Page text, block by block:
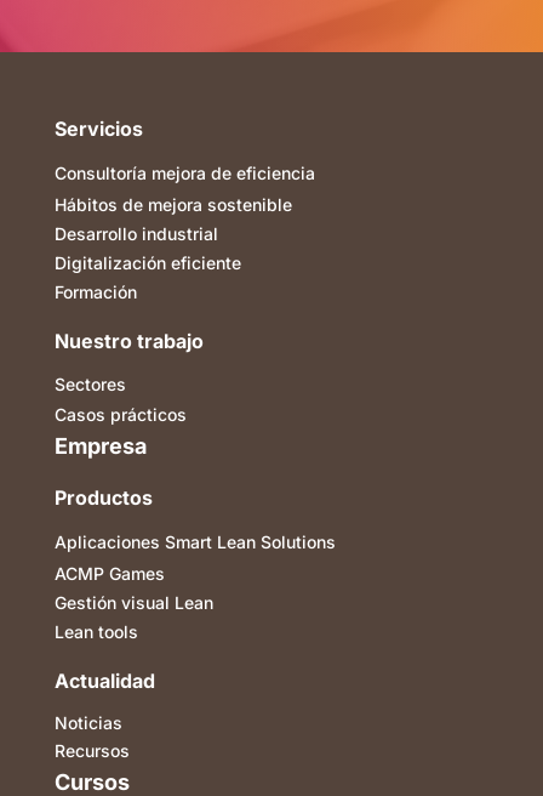
Servicios
Consultoría mejora de eficiencia
Hábitos de mejora sostenible
Desarrollo industrial
Digitalización eficiente
Formación
Nuestro trabajo
Sectores
Casos prácticos
Empresa
Productos
Aplicaciones Smart Lean Solutions
ACMP Games
Gestión visual Lean
Lean tools
Actualidad
Noticias
Recursos
Cursos